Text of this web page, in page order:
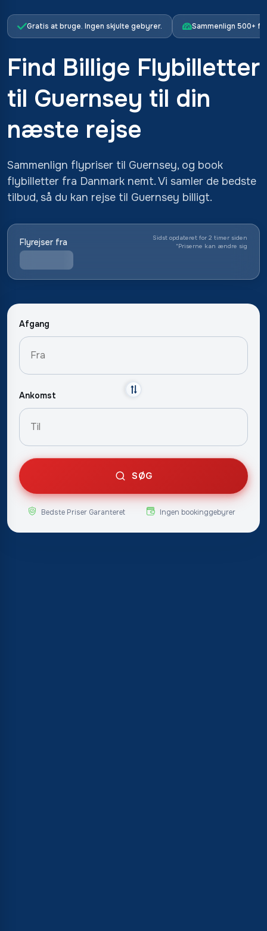
Gratis at bruge. Ingen skjulte gebyrer. Sammenlign 500+
Find Billige Flybilletter
til Guernsey til din
næste rejse
Sammenlign flypriser til Guernsey, og book
flybilletter fra Danmark nemt. Vi samler de bedste
tilbud, så du kan rejse til Guernsey billigt.
Flyrejser fra
Sidst opdateret for 2 timer siden
*Priserne kan ændre sig
Afgang
Ankomst
SØG
Bedste Priser Garanteret Ingen bookinggebyrer